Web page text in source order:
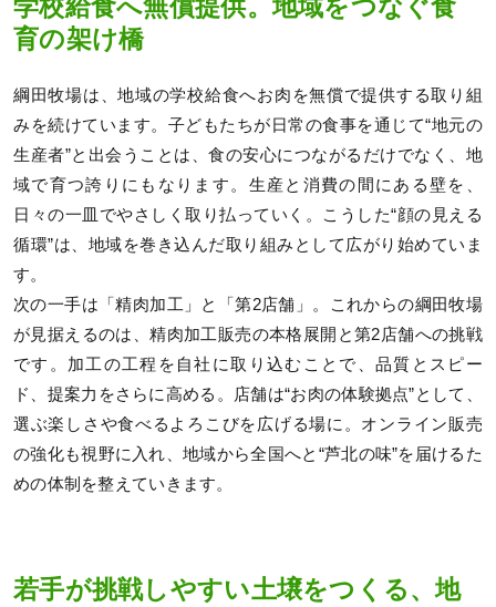
学校給食へ無償提供。地域をつなぐ食
育の架け橋
綱田牧場は、地域の学校給食へお肉を無償で提供する取り組
みを続けています。子どもたちが日常の食事を通じて“地元の
生産者”と出会うことは、食の安心につながるだけでなく、地
域で育つ誇りにもなります。生産と消費の間にある壁を、
日々の一皿でやさしく取り払っていく。こうした“顔の見える
循環”は、地域を巻き込んだ取り組みとして広がり始めていま
す。
次の一手は「精肉加工」と「第2店舗」。これからの綱田牧場
が見据えるのは、精肉加工販売の本格展開と第2店舗への挑戦
です。加工の工程を自社に取り込むことで、品質とスピー
ド、提案力をさらに高める。店舗は“お肉の体験拠点”として、
選ぶ楽しさや食べるよろこびを広げる場に。オンライン販売
の強化も視野に入れ、地域から全国へと“芦北の味”を届けるた
めの体制を整えていきます。
若手が挑戦しやすい土壌をつくる、地